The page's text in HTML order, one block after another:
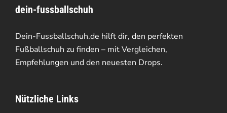
auf.
Die
Optionen
können
der
dein-fussballschuh
Dein-Fussballschuh.de hilft dir, den perfekten
Fußballschuh zu finden – mit Vergleichen,
Empfehlungen und den neuesten Drops.
Nützliche Links